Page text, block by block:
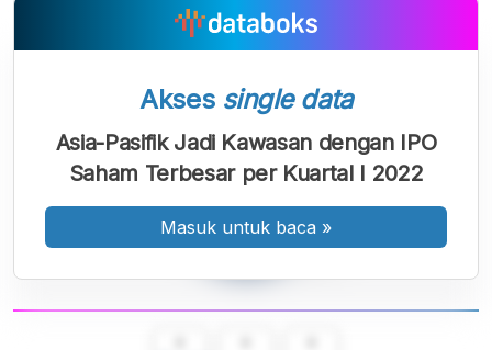
Akses single data
Asia-Pasifik Jadi Kawasan dengan IPO
Saham Terbesar per Kuartal I 2022
Masuk untuk baca »